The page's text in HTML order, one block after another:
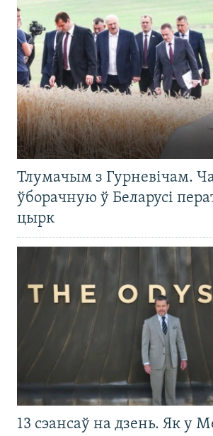
Тлумачым з Гурневічам.
ўборачную ў Беларусі
цырк
13 сэансаў на дзень. Як у